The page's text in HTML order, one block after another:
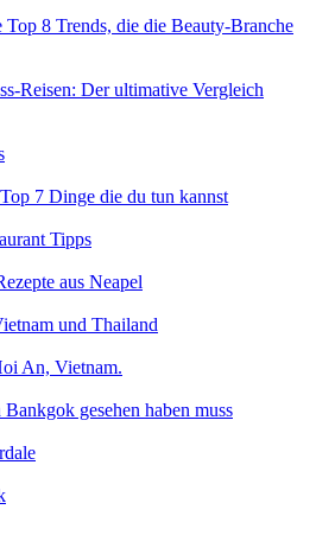
8 Trends, die die Beauty-Branche
Reisen: Der ultimative Vergleich
7 Dinge die du tun kannst
Tipps
aus Neapel
und Thailand
An, Vietnam.
gesehen haben muss